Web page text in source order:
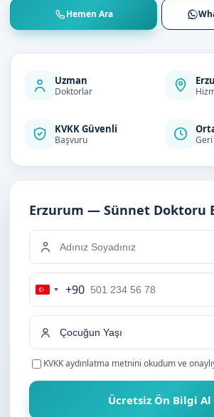
Hemen Ara
Uzman
Doktorlar
KVKK Güvenli
Başvuru
Erzurum — Sünnet Doktoru
Turkey
+90
+90
KVKK aydınlatma metnini okudum ve
Ücretsiz Ön Bilgi Al